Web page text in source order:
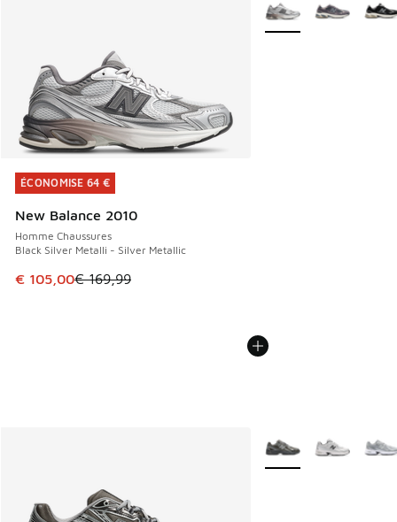
ÉCONOMISE 64 €
New Balance 2010
Homme Chaussures
Black Silver Metalli - Silver Metallic
Cet article est en promotion. Prix en baisse de € 169,99 à
€ 105,00€ 169,99
ÉCONOMISE 64 €
Plus de couleurs